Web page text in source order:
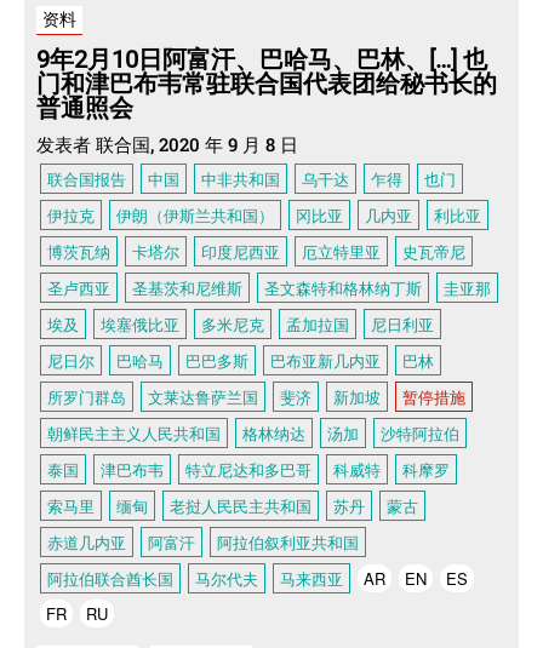
资料
9年2月10日阿富汗、巴哈马、巴林、[…] 也
门和津巴布韦常驻联合国代表团给秘书长的
普通照会
发表者 联合国, 2020 年 9 月 8 日
联合国报告 中国 中非共和国 乌干达 乍得
也门
伊拉克
伊朗（伊斯兰共和国） 冈比亚 几内亚
利比亚
博茨瓦纳
卡塔尔 印度尼西亚 厄立特里亚
史瓦帝尼
圣卢西亚
圣基茨和尼维斯 圣文森特和格林纳丁斯
圭亚那
埃及
埃塞俄比亚 多米尼克 孟加拉国
尼日利亚
尼日尔
巴哈马 巴巴多斯 巴布亚新几内亚
巴林
所罗门群岛
文莱达鲁萨兰国 斐济 新加坡
暂停措施
朝鲜民主主义人民共和国
格林纳达 汤加
沙特阿拉伯
泰国
津巴布韦 特立尼达和多巴哥 科威特
科摩罗
索马里
缅甸 老挝人民民主共和国 苏丹
蒙古
赤道几内亚
阿富汗
阿拉伯叙利亚共和国
阿拉伯联合酋长国
马尔代夫 马来西亚 AR EN
ES
FR
RU